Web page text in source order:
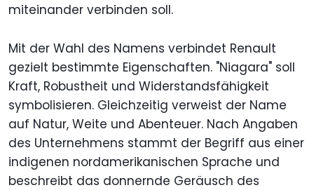
miteinander verbinden soll.
Mit der Wahl des Namens verbindet Renault
gezielt bestimmte Eigenschaften. "Niagara" soll
Kraft, Robustheit und Widerstandsfähigkeit
symbolisieren. Gleichzeitig verweist der Name
auf Natur, Weite und Abenteuer. Nach Angaben
des Unternehmens stammt der Begriff aus einer
indigenen nordamerikanischen Sprache und
beschreibt das donnernde Geräusch des